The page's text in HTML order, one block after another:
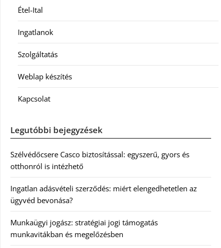
Étel-Ital
Ingatlanok
Szolgáltatás
Weblap készítés
Kapcsolat
Legutóbbi bejegyzések
Szélvédőcsere Casco biztosítással: egyszerű, gyors és
otthonról is intézhető
Ingatlan adásvételi szerződés: miért elengedhetetlen az
ügyvéd bevonása?
Munkaügyi jogász: stratégiai jogi támogatás
munkavitákban és megelőzésben